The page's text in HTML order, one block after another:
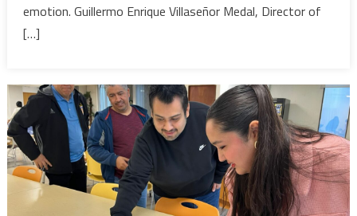
emotion. Guillermo Enrique Villaseñor Medal, Director of
[…]